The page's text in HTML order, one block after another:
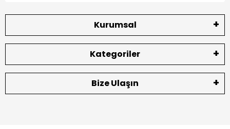
Kurumsal
Kategoriler
Bize Ulaşın